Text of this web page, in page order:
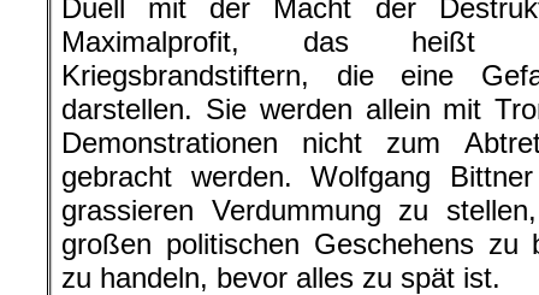
Duell mit der Macht der
Maximalprofit, das heißt
Kriegsbrandstiftern, die eine
darstellen. Sie werden allein mit
Demonstrationen nicht zum
gebracht werden. Wolfgang
grassieren Verdummung zu
großen politischen Geschehens zu
zu handeln, bevor alles zu spät ist.